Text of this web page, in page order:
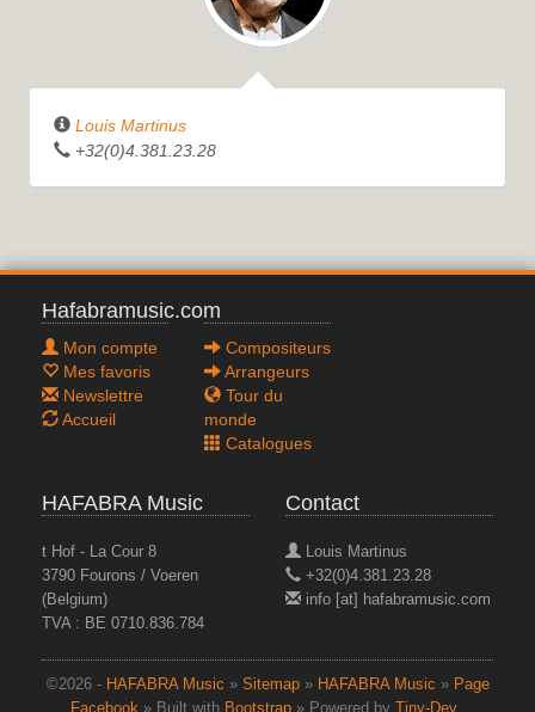
Louis Martinus
+32(0)4.381.23.28
Hafabramusic.com
Mon compte
Mes favoris
Newslettre
Accueil
Compositeurs
Arrangeurs
Tour du
monde
Catalogues
HAFABRA Music
t Hof - La Cour 8
3790 Fourons / Voeren
(Belgium)
TVA : BE 0710.836.784
Contact
Louis Martinus
+32(0)4.381.23.28
info [at] hafabramusic.com
©2026 - HAFABRA Music » Sitemap» HAFABRA Music » Page
Facebook » Built with Bootstrap» Powered by Tiny-Dev..